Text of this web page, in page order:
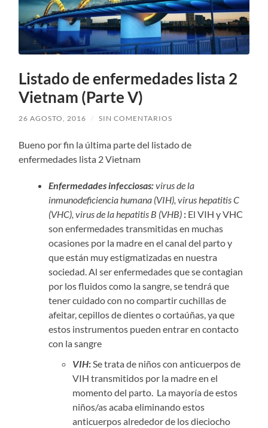
Listado de enfermedades lista 2
Vietnam (Parte V)
26 AGOSTO, 2016 / SIN COMENTARIOS
Bueno por fin la última parte del listado de
enfermedades lista 2 Vietnam
Enfermedades infecciosas:virus de la
inmunodeficiencia humana (VIH), virus hepatitis C
(VHC), virus de la hepatitis B (VHB) : El VIH y VHC
son enfermedades transmitidas en muchas
ocasiones por la madre en el canal del parto y
que están muy estigmatizadas en nuestra
sociedad. Al ser enfermedades que se contagian
por los fluidos como la sangre, se tendrá que
tener cuidado con no compartir cuchillas de
afeitar, cepillos de dientes o cortaúñas, ya que
estos instrumentos pueden entrar en contacto
con la sangre
VIH:Se trata de niños con anticuerpos de
VIH transmitidos por la madre en el
momento del parto. La mayoría de estos
niños/as acaba eliminando estos
anticuerpos alrededor de los dieciocho